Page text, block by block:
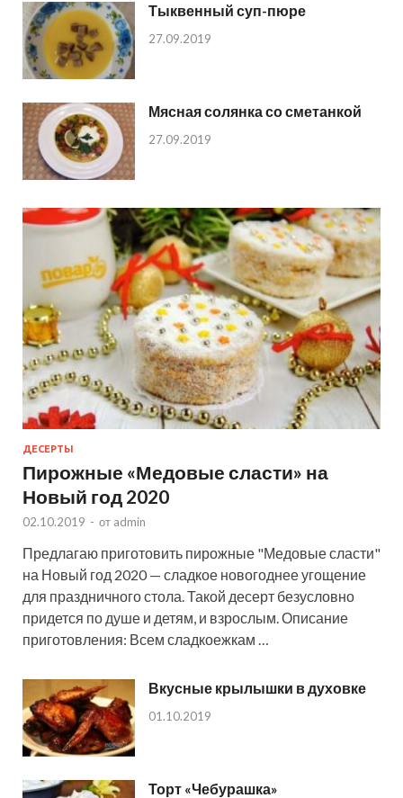
Тыквенный суп-пюре
27.09.2019
Мясная солянка со сметанкой
27.09.2019
ДЕСЕРТЫ
Пирожные «Медовые сласти» на
Новый год 2020
02.10.2019 - от admin
Предлагаю приготовить пирожные "Медовые сласти"
на Новый год 2020 — сладкое новогоднее угощение
для праздничного стола. Такой десерт безусловно
придется по душе и детям, и взрослым. Описание
приготовления: Всем сладкоежкам …
Вкусные крылышки в духовке
01.10.2019
Торт «Чебурашка»